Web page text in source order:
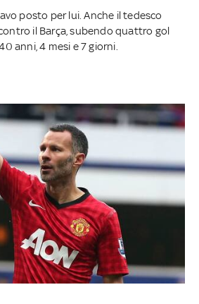
posto per lui. Anche il tedesco
il Barça, subendo quattro gol
anni, 4 mesi e 7 giorni.